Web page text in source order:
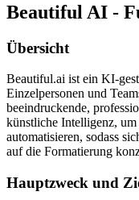
Beautiful AI -
Übersicht
Beautiful.ai ist ein KI-
Einzelpersonen und
beeindruckende,
künstliche Intelligenz,
automatisieren, sodass
auf die Formatierung
Hauptzweck und